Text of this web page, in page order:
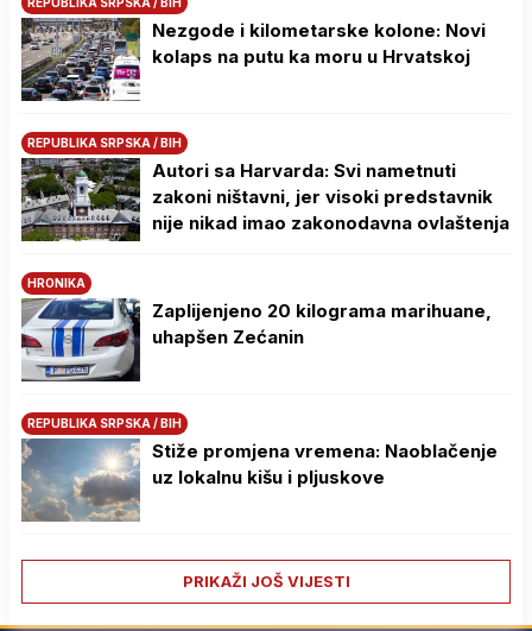
Nezgode i kilometarske kolone: Novi
kolaps na putu ka moru u Hrvatskoj
REPUBLIKA SRPSKA / BIH
Autori sa Harvarda: Svi nametnuti
zakoni ništavni, jer visoki predstavnik
nije nikad imao zakonodavna ovlaštenja
HRONIKA
Zaplijenjeno 20 kilograma marihuane,
uhapšen Zećanin
REPUBLIKA SRPSKA / BIH
Stiže promjena vremena: Naoblačenje
uz lokalnu kišu i pljuskove
PRIKAŽI JOŠ VIJESTI